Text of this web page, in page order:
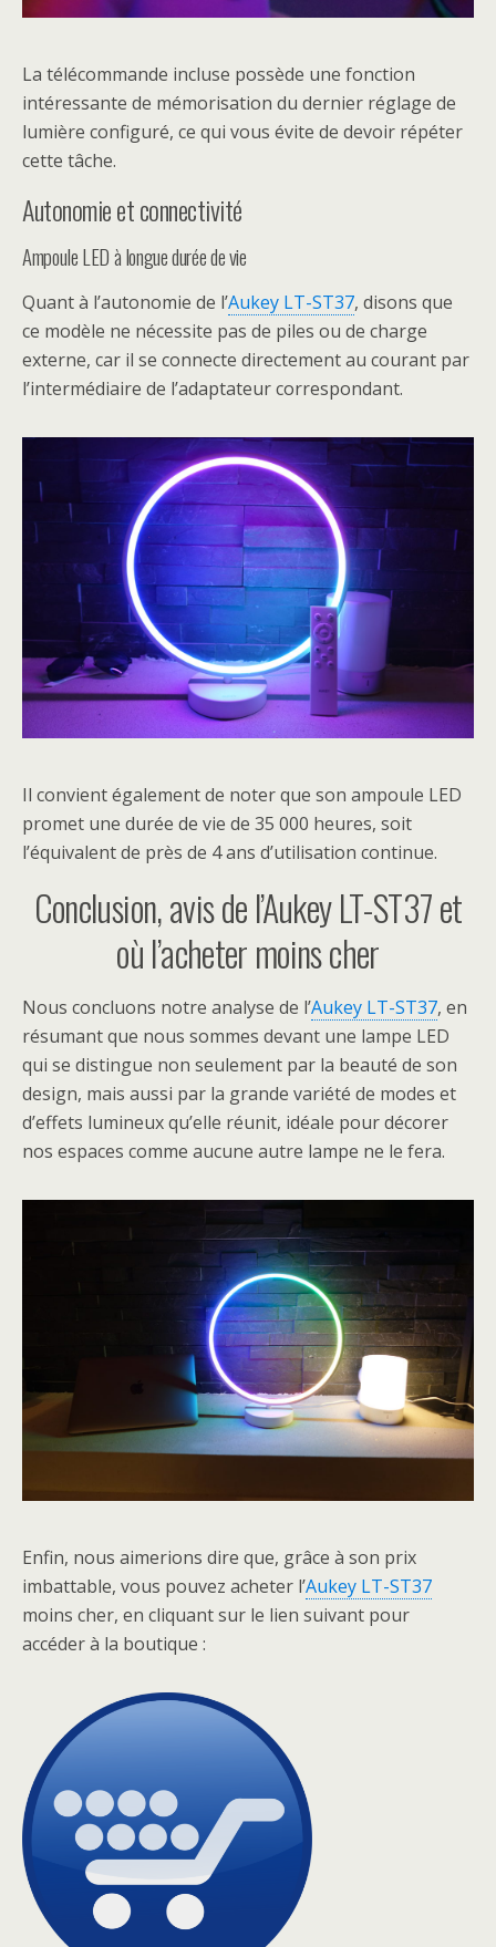
La télécommande incluse possède une fonction
intéressante de mémorisation du dernier réglage de
lumière configuré, ce qui vous évite de devoir répéter
cette tâche.
Autonomie et connectivité
Ampoule LED à longue durée de vie
Quant à l’autonomie de l’Aukey LT-ST37, disons que
ce modèle ne nécessite pas de piles ou de charge
externe, car il se connecte directement au courant par
l’intermédiaire de l’adaptateur correspondant.
Il convient également de noter que son ampoule LED
promet une durée de vie de 35 000 heures, soit
l’équivalent de près de 4 ans d’utilisation continue.
Conclusion, avis de l’Aukey LT-ST37 et
où l’acheter moins cher
Nous concluons notre analyse de l’Aukey LT-ST37, en
résumant que nous sommes devant une lampe LED
qui se distingue non seulement par la beauté de son
design, mais aussi par la grande variété de modes et
d’effets lumineux qu’elle réunit, idéale pour décorer
nos espaces comme aucune autre lampe ne le fera.
Enfin, nous aimerions dire que, grâce à son prix
imbattable, vous pouvez acheter l’Aukey LT-ST37
moins cher, en cliquant sur le lien suivant pour
accéder à la boutique :